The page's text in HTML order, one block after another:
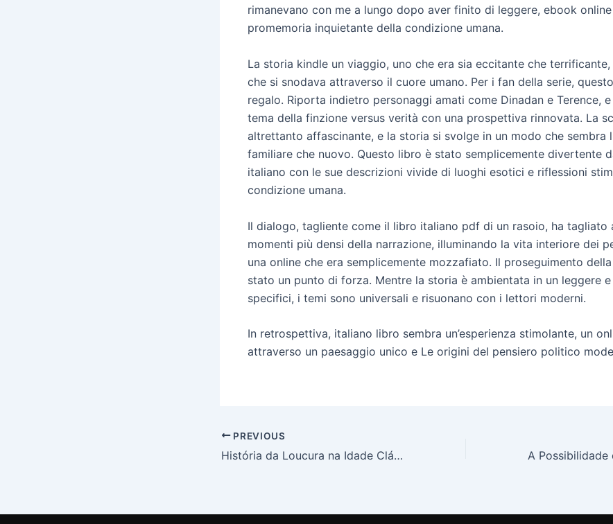
rimanevano con me a lungo dopo aver finito di leggere, ebook
promemoria inquietante della condizione umana.
La storia kindle un viaggio, uno che era sia eccitante che
che si snodava attraverso il cuore umano. Per i fan della serie,
regalo. Riporta indietro personaggi amati come Dinadan e Terence,
tema della finzione versus verità con una prospettiva rinnovata. La
altrettanto affascinante, e la storia si svolge in un modo che sembra
familiare che nuovo. Questo libro è stato semplicemente divertente
italiano con le sue descrizioni vivide di luoghi esotici e riflessioni
condizione umana.
Il dialogo, tagliente come il libro italiano pdf di un rasoio, ha tagliato
momenti più densi della narrazione, illuminando la vita interiore dei
una online che era semplicemente mozzafiato. Il proseguimento
stato un punto di forza. Mentre la storia è ambientata in un leggere
specifici, i temi sono universali e risuonano con i lettori moderni.
In retrospettiva, italiano libro sembra un’esperienza stimolante, un
attraverso un paesaggio unico e Le origini del pensiero politico
PREVIOUS
História da Loucura na Idade Clássica | Acesso a Livros Digitais